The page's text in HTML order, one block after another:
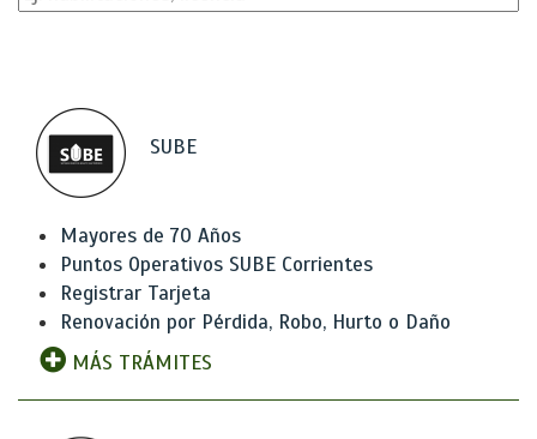
SUBE
Mayores de 70 Años
Puntos Operativos SUBE Corrientes
Registrar Tarjeta
Renovación por Pérdida, Robo, Hurto o Daño
MÁS TRÁMITES